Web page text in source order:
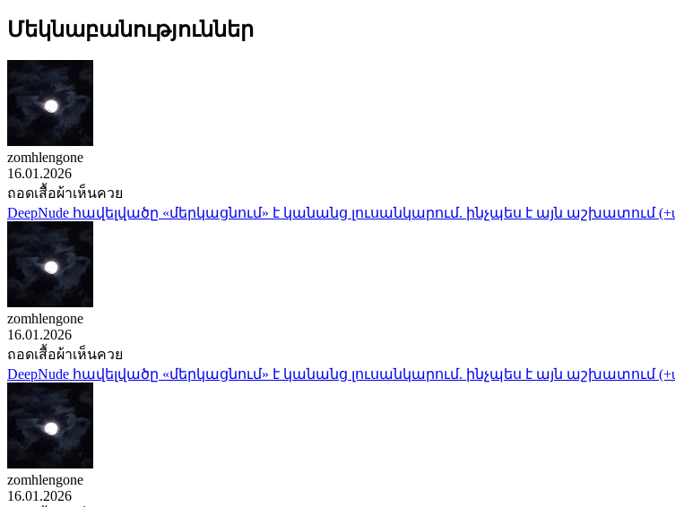
Մեկնաբանություններ
zomhlengone
16.01.2026
ถอดเสื้อผ้าเห็นควย
DeepNude հավելվածը «մերկացնում» է կանանց լուսանկարում. ինչպես է այն աշխատում
zomhlengone
16.01.2026
ถอดเสื้อผ้าเห็นควย
DeepNude հավելվածը «մերկացնում» է կանանց լուսանկարում. ինչպես է այն աշխատում
zomhlengone
16.01.2026